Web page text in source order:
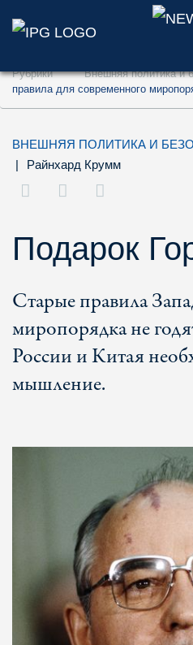
Перейти к
Перейти к поиску
Рубрики Внешняя политика и
правила для современного
ВНЕШНЯЯ ПОЛИТИКА И
|
Райнхард Крумм
Подарок
Старые правила
миропорядка не
России и Китая
мышление.